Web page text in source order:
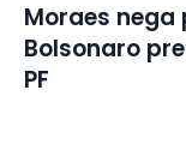
Moraes
Bolsonaro
PF